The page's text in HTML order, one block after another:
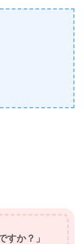
すか？ 」